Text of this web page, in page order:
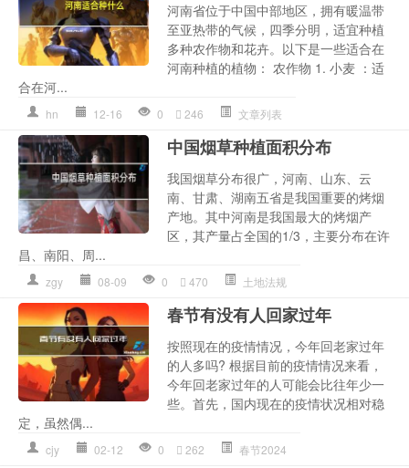
河南省位于中国中部地区，拥有暖温带
至亚热带的气候，四季分明，适宜种植
多种农作物和花卉。以下是一些适合在
河南种植的植物： 农作物 1. 小麦 ：适
合在河...
hn 12-16 0 246 文章列表
中国烟草种植面积分布
我国烟草分布很广，河南、山东、云
南、甘肃、湖南五省是我国重要的烤烟
产地。其中河南是我国最大的烤烟产
区，其产量占全国的1/3，主要分布在许
昌、南阳、周...
zgy 08-09 0 470 土地法规
春节有没有人回家过年
按照现在的疫情情况，今年回老家过年
的人多吗? 根据目前的疫情情况来看，
今年回老家过年的人可能会比往年少一
些。首先，国内现在的疫情状况相对稳
定，虽然偶...
cjy 02-12 0 262 春节2024